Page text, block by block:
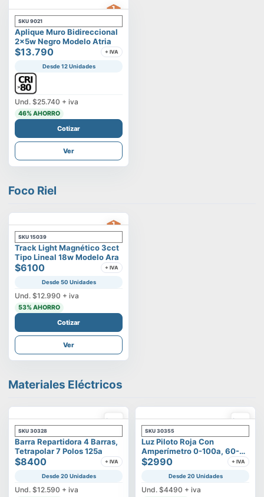
SKU 9021
Aplique Muro Bidireccional
2x5w Negro Modelo Atria
$13.790 + IVA
Desde 12 Unidades
Und. $25.740 + iva
46% AHORRO
Cotizar
Ver
Foco Riel
SKU 15039
Track Light Magnético 3cct
Tipo Lineal 18w Modelo Ara
$6100 + IVA
Desde 50 Unidades
Und. $12.990 + iva
53% AHORRO
Cotizar
Ver
Materiales Eléctricos
SKU 30328
Barra Repartidora 4 Barras,
Tetrapolar 7 Polos 125a
$8400 + IVA
Desde 20 Unidades
Und. $12.590 + iva
SKU 30355
Luz Piloto Roja Con
Amperímetro 0-100a, 60-
500v
$2990 + IVA
Desde 20 Unidades
Und. $4490 + iva